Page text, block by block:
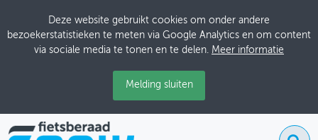
Deze website gebruikt cookies om onder andere
bezoekerstatistieken te meten via Google Analytics en om content
via sociale media te tonen en te delen. Meer informatie
Melding sluiten